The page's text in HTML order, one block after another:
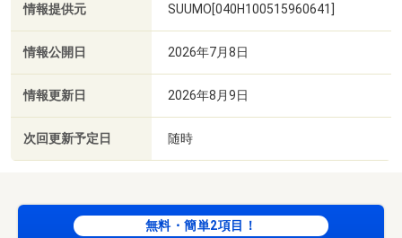
情報提供元 SUUMO[040H100515960641]
情報公開日 2026年7月8日
情報更新日 2026年8月9日
次回更新予定日 随時
無料・簡単2項目！